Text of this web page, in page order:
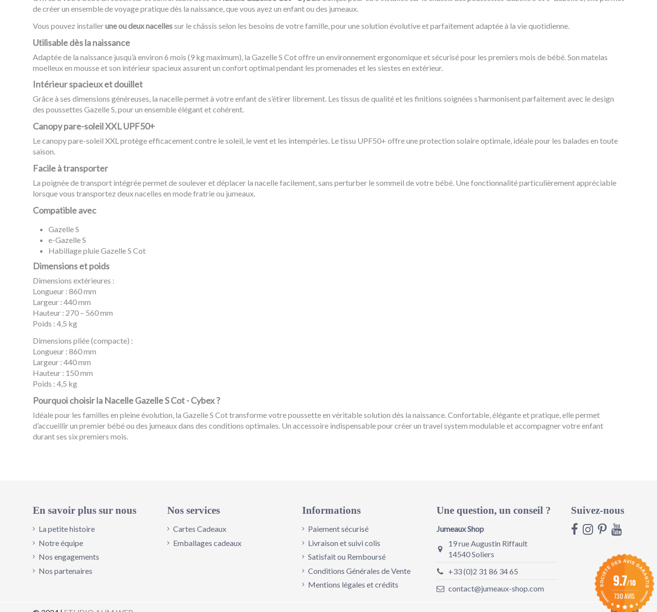
de créer un ensemble de voyage pratique dès la naissance, que vous ayez un enfant ou des jumeaux.
Vous pouvez installerune ou deux nacellessur le châssis selon les besoins de votre famille, pour une solution évolutive et parfaitement adaptée à la vie quotidienne.
Utilisable dès la naissance
Adaptée de la naissance jusqu’à environ 6 mois (9 kg maximum), la Gazelle S Cot offre un environnement ergonomique et sécurisé pour les premiers mois de bébé. Son matelas
moelleux en mousse et son intérieur spacieux assurent un confort optimal pendant les promenades et les siestes en extérieur.
Intérieur spacieux et douillet
Grâce à ses dimensions généreuses, la nacelle permet à votre enfant de s’étirer librement. Les tissus de qualité et les finitions soignées s’harmonisent parfaitement avec le design
des poussettes Gazelle S, pour un ensemble élégant et cohérent.
Canopy pare-soleil XXL UPF50+
Le canopy pare-soleil XXL protège efficacement contre le soleil, le vent et les intempéries. Le tissu UPF50+ offre une protection solaire optimale, idéale pour les balades en toute
saison.
Facile à transporter
La poignée de transport intégrée permet de soulever et déplacer la nacelle facilement, sans perturber le sommeil de votre bébé. Une fonctionnalité particulièrement appréciable
lorsque vous transportez deux nacelles en mode fratrie ou jumeaux.
Compatible avec
Gazelle S
e-Gazelle S
Habillage pluie Gazelle S Cot
Dimensions et poids
Dimensions extérieures :
Longueur : 860 mm
Largeur : 440 mm
Hauteur : 270 – 560 mm
Poids : 4,5 kg
Dimensions pliée (compacte) :
Longueur : 860 mm
Largeur : 440 mm
Hauteur : 150 mm
Poids : 4,5 kg
Pourquoi choisir la Nacelle Gazelle S Cot - Cybex ?
Idéale pour les familles en pleine évolution, la Gazelle S Cot transforme votre poussette en véritable solution dès la naissance. Confortable, élégante et pratique, elle permet
d’accueillir un premier bébé ou des jumeaux dans des conditions optimales. Un accessoire indispensable pour créer un travel system modulable et accompagner votre enfant
durant ses six premiers mois.
En savoir plus sur nous
La petite histoire
Notre équipe
Nos engagements
Nos partenaires
Nos services
Cartes Cadeaux
Emballages cadeaux
Informations
Paiement sécurisé
Livraison et suivi colis
Satisfait ou Remboursé
Conditions Générales de Vente
Mentions légales et crédits
Une question, un conseil ?
Jumeaux Shop
19 rue Augustin Riffault
14540 Soliers
+33 (0)2 31 86 34 65
contact@jumeaux-shop.com
Suivez-nous
9.7/10
730 AVIS